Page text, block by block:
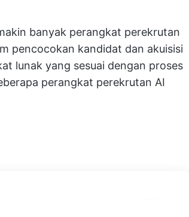
banyak perangkat perekrutan
pencocokan kandidat dan akuisisi
lunak yang sesuai dengan proses
perangkat perekrutan AI